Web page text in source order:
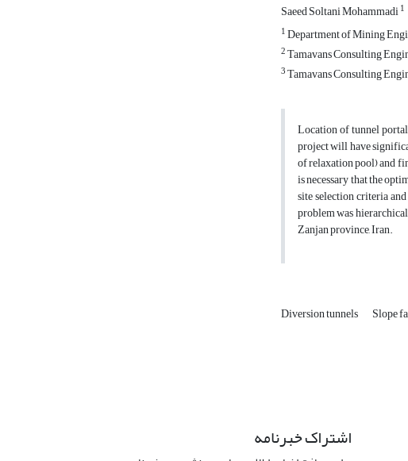
Saeed Soltani Mohammadi1
1Department of Mining
2Tamavans Consulting
3Tamavans Consulting
Location of tunnel
project will have
of relaxation pool) and
is necessary that the
site selection criteria
problem was
Zanjan province, Iran.
Diversion tunnels Slope
اشتراک خبرنامه